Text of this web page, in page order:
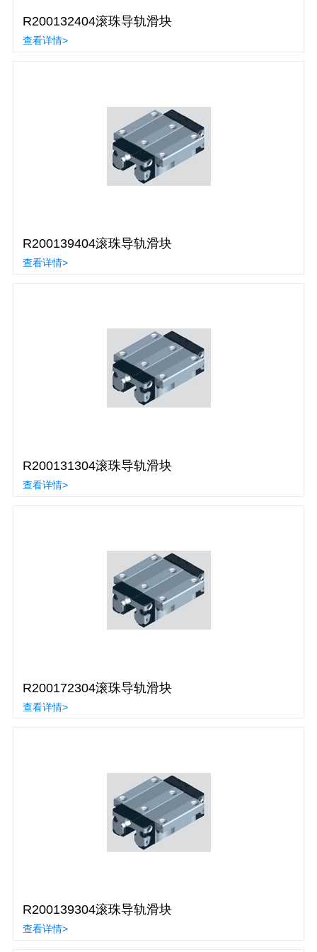
R200132404滚珠导轨滑块
查看详情>
R200139404滚珠导轨滑块
查看详情>
R200131304滚珠导轨滑块
查看详情>
R200172304滚珠导轨滑块
查看详情>
R200139304滚珠导轨滑块
查看详情>